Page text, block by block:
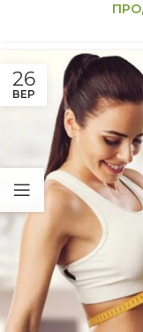
26
ВЕР